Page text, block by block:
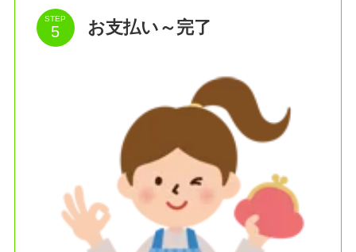
STEP お支払い～完了